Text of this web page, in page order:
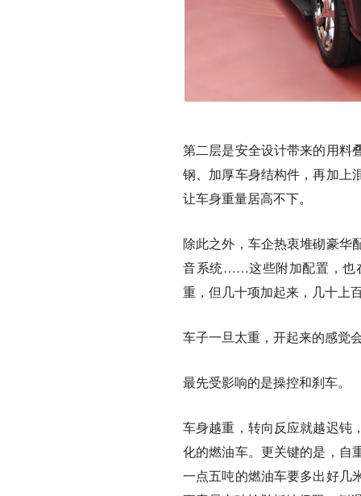
第二层是安全设计带来的用料
钢、加厚车身结构件，再加上
让车身重量居高不下。
除此之外，车企热衷堆砌豪华
音系统……这些附加配置，也
重，但几十项加起来，几十上
车子一旦太重，开起来的感觉
最先受影响的是操控和刹车。
车身越重，转向反应就越迟钝
化的燃油车。更关键的是，自
一点五吨的燃油车要多出好几